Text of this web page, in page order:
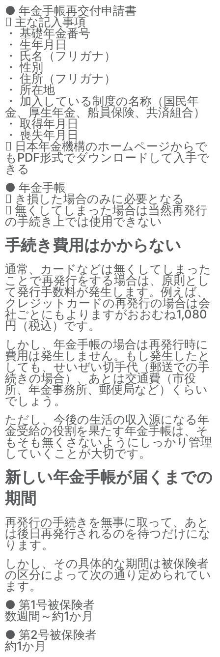
● 年金手帳再交付申請書
 主な記入事項
・ 基礎年金番号
・ 生年月日
・ 氏名（フリガナ）
・ 性別
・ 住所（フリガナ）
・ 所在地
・ 加入している制度の名称（国民年
金、厚生年金、船員保険、共済組合）
・ 取得年月日
・ 喪失年月日
 日本年金機構のホームページからで
もPDF形式でダウンロードして入手で
きる
● 年金手帳
 き損した場合のみに必要となる
 無くしてしまった場合は当然再発行
の手続き上では使用できない
手続き費用はかからない
通常、カードなどは無くしてしまった
ことで再発行をする場合は、原則とし
て発行手数料が発生します。例えば、
クレジットカードの再発行の場合は会
社ごとにもよりますがおおむね1,080
円（税込）です。
しかし、年金手帳の場合は再発行時に
費用は発生しません。もし発生したと
しても、せいぜい切手代（郵送での手
続きの場合）、あとは交通費（市役
所、年金事務所、郵便局など）くらい
でしょう。
ただし、今後の生活の収入源になる年
金受給の役割を果たす年金手帳は、そ
もそも無くさないようにしっかり管理
していくことが大切です。
新しい年金手帳が届くまでの
期間
再発行の手続きを無事に取って、あと
は後日再発行されるのを待つだけにな
ります。
しかし、その具体的な期間は被保険者
の区分によって次の通り定められてい
ます。
● 第1号被保険者
数週間～約1か月
● 第2号被保険者
約1か月